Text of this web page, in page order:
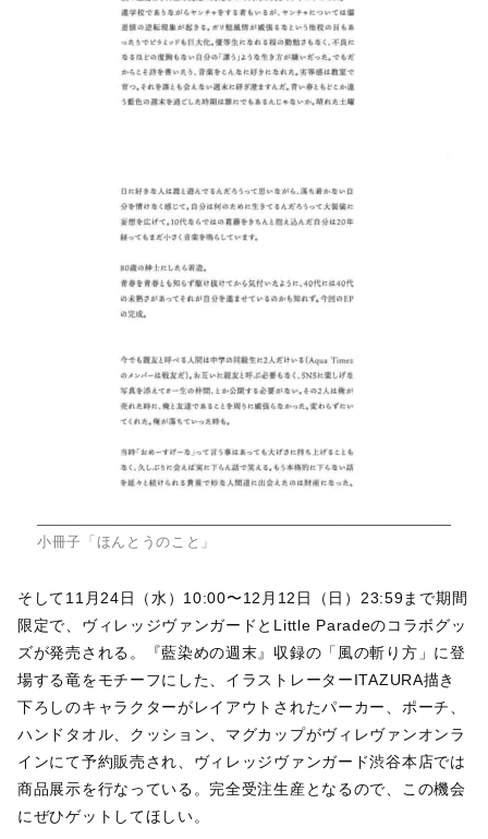
小冊子「ほんとうのこと」
そして11月24日（⽔）10:00〜12月12日（⽇）23:59まで期間
限定で、ヴィレッジヴァンガードとLittle Paradeのコラボグッ
ズが発売される。『藍染めの週末』収録の「⾵の斬り⽅」に登
場する⻯をモチーフにした、イラストレーターITAZURA描き
下ろしのキャラクターがレイアウトされたパーカー、ポーチ、
ハンドタオル、クッション、マグカップがヴィレヴァンオンラ
インにて予約販売され、ヴィレッジヴァンガード渋⾕本店では
商品展⽰を⾏なっている。完全受注⽣産となるので、この機会
にぜひゲットしてほしい。